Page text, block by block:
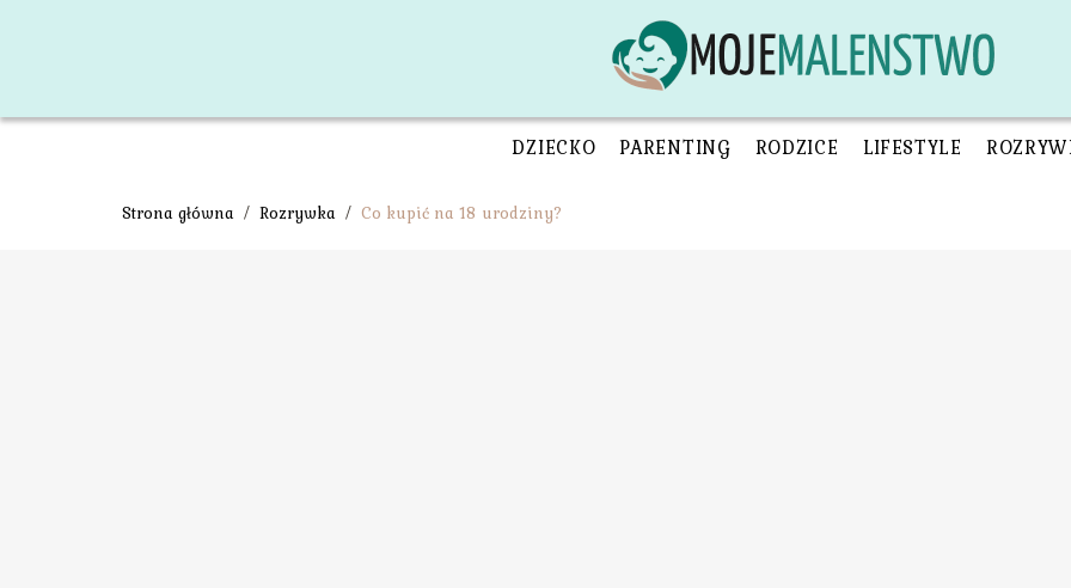
DZIECKO PARENTING RODZICE LIFESTYLE
Strona główna / Rozrywka / Co kupić na 18 urodziny?